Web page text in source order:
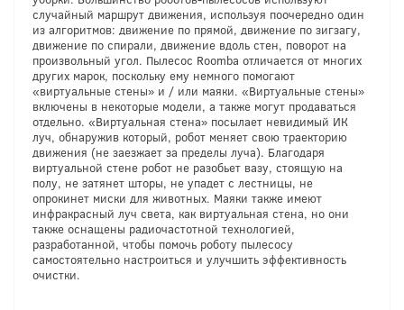
случайный маршрут движения, используя поочередно один
из алгоритмов: движение по прямой, движение по зигзагу,
движение по спирали, движение вдоль стен, поворот на
произвольный угол. Пылесос Roomba отличается от многих
других марок, поскольку ему немного помогают
«виртуальные стены» и / или маяки. «Виртуальные стены»
включены в некоторые модели, а также могут продаваться
отдельно. «Виртуальная стена» посылает невидимый ИК
луч, обнаружив который, робот меняет свою траекторию
движения (не заезжает за пределы луча). Благодаря
виртуальной стене робот не разобьет вазу, стоящую на
полу, не затянет шторы, не упадет с лестницы, не
опрокинет миски для животных. Маяки также имеют
инфракрасный луч света, как виртуальная стена, но они
также оснащены радиочастотной технологией,
разработанной, чтобы помочь роботу пылесосу
самостоятельно настроиться и улучшить эффективность
очистки.